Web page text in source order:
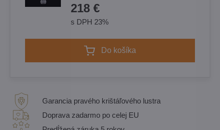
218 €
s DPH 23%
Do košíka
Garancia pravého krištáľového lustra
Doprava zadarmo po celej EU